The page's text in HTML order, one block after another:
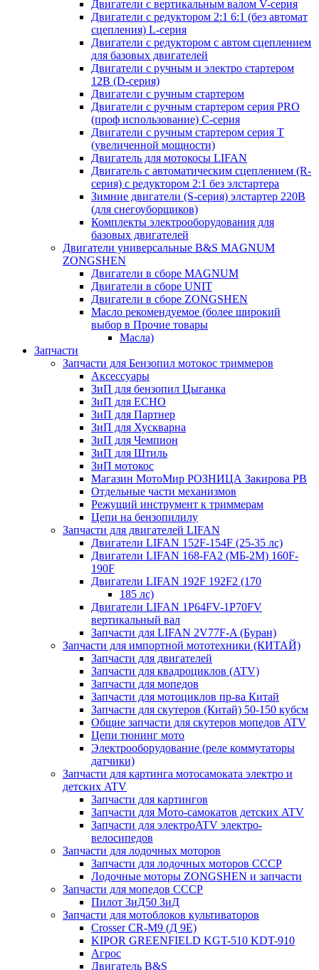
Двигатели с вертикальным валом V-серия
Двигатели с редуктором 2:1 6:1 (без автомат
сцепления) L-серия
Двигатели с редуктором с автом сцеплением
для базовых двигателей
Двигатели с ручным и электро стартером
12В (D-серия)
Двигатели с ручным стартером
Двигатели с ручным стартером серия PRO
(проф использование) C-серия
Двигатели с ручным стартером серия Т
(увеличенной мощности)
Двигатель для мотокосы LIFAN
Двигатель с автоматическим сцеплением (R-
серия) с редуктором 2:1 без элстартера
Зимние двигатели (S-серия) элстартер 220В
(для снегоуборщиков)
Комплекты электрооборудования для
базовых двигателей
Двигатели универсальные B&S MAGNUM
ZONGSHEN
Двигатели в сборе MAGNUM
Двигатели в сборе UNIT
Двигатели в сборе ZONGSHEN
Масло рекомендуемое (более широкий
выбор в Прочие товары
Масла)
Запчасти
Запчасти для Бензопил мотокос триммеров
Аксессуары
ЗиП для бензопил Цыганка
ЗиП для ЕСНО
ЗиП для Партнер
ЗиП для Хускварна
ЗиП для Чемпион
ЗиП для Штиль
ЗиП мотокос
Магазин МотоМир РОЗНИЦА Закирова РВ
Отдельные части механизмов
Режущий инструмент к триммерам
Цепи на бензопилилу
Запчасти для двигателей LIFAN
Двигатели LIFAN 152F-154F (25-35 лс)
Двигатели LIFAN 168-FA2 (МБ-2М) 160F-
190F
Двигатели LIFAN 192F 192F2 (170
185 лс)
Двигатели LIFAN 1Р64FV-1Р70FV
вертикальный вал
Запчасти для LIFAN 2V77F-A (Буран)
Запчасти для импортной мототехники (КИТАЙ)
Запчасти для двигателей
Запчасти для квадроциклов (ATV)
Запчасти для мопедов
Запчасти для мотоциклов пр-ва Китай
Запчасти для скутеров (Китай) 50-150 кубсм
Общие запчасти для скутеров мопедов ATV
Цепи тюнинг мото
Электрооборудование (реле коммутаторы
датчики)
Запчасти для картинга мотосамоката электро и
детских ATV
Запчасти для картингов
Запчасти для Мото-самокатов детских ATV
Запчасти для электроATV электро-
велосипедов
Запчасти для лодочных моторов
Запчасти для лодочных моторов СССР
Лодочные моторы ZONGSHEN и запчасти
Запчасти для мопедов СССР
Пилот ЗиД50 ЗиД
Запчасти для мотоблоков культиваторов
Crosser CR-M9 (Д 9Е)
KIPOR GREENFIELD KGT-510 KDT-910
Агрос
Двигатель B&S